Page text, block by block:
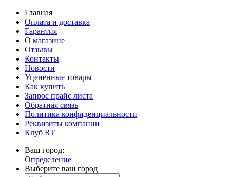
Главная
Оплата и доставка
Гарантия
О магазине
Отзывы
Контакты
Новости
Уцененные товары
Как купить
Запрос прайс листа
Обратная связь
Политика конфиденциальности
Реквизиты компании
Клуб RT
Ваш город:
Определение
Выберите ваш город